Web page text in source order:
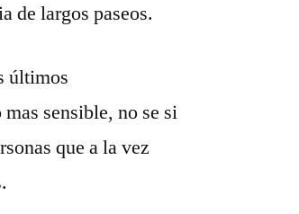
de largos paseos.
últimos
sensible, no se si
que a la vez